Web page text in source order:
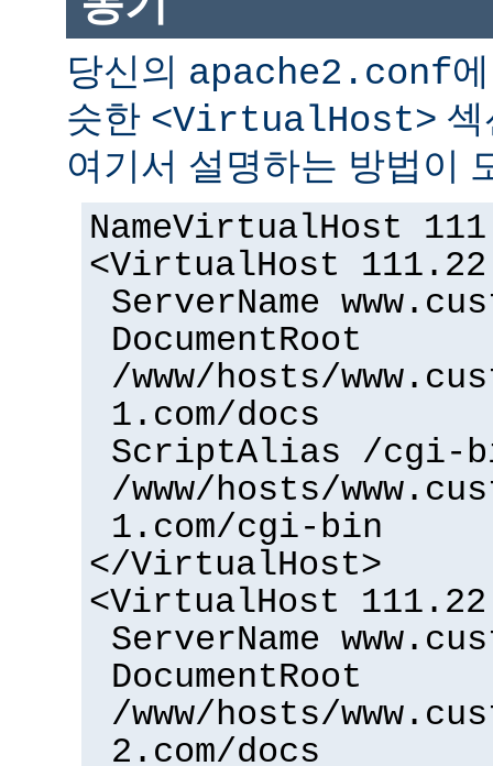
당신의 apache2.conf
슷한 <VirtualHost>
여기서 설명하는 방법이
NameVirtualHost
<VirtualHost
ServerName
DocumentRoot
/www/hosts/
1.com/docs
ScriptAlias /cgi-
/www/hosts/
1.com/cgi-bin
</VirtualHost>
<VirtualHost
ServerName
DocumentRoot
/www/hosts/
2.com/docs